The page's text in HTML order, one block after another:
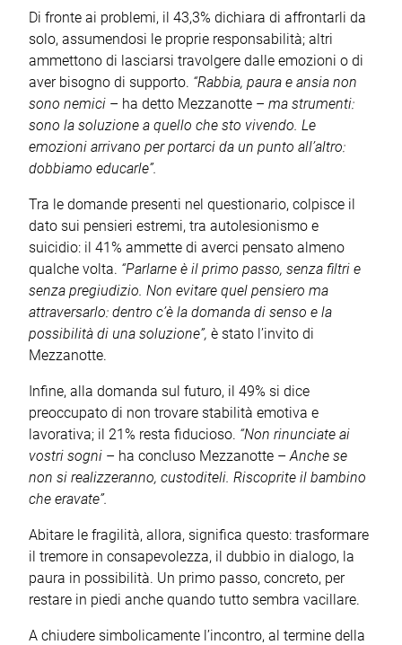
Di fronte ai problemi, il 43,3% dichiara di affrontarli da
solo, assumendosi le proprie responsabilità; altri
ammettono di lasciarsi travolgere dalle emozioni o di
aver bisogno di supporto. “Rabbia, paura e ansia non
sono nemici – ha detto Mezzanotte – ma strumenti:
sono la soluzione a quello che sto vivendo. Le
emozioni arrivano per portarci da un punto all’altro:
dobbiamo educarle”.
Tra le domande presenti nel questionario, colpisce il
dato sui pensieri estremi, tra autolesionismo e
suicidio: il 41% ammette di averci pensato almeno
qualche volta. “Parlarne è il primo passo, senza filtri e
senza pregiudizio. Non evitare quel pensiero ma
attraversarlo: dentro c’è la domanda di senso e la
possibilità di una soluzione”, è stato l’invito di
Mezzanotte.
Infine, alla domanda sul futuro, il 49% si dice
preoccupato di non trovare stabilità emotiva e
lavorativa; il 21% resta fiducioso. “Non rinunciate ai
vostri sogni – ha concluso Mezzanotte –Anche se
non si realizzeranno, custoditeli. Riscoprite il bambino
che eravate”.
Abitare le fragilità, allora, significa questo: trasformare
il tremore in consapevolezza, il dubbio in dialogo, la
paura in possibilità. Un primo passo, concreto, per
restare in piedi anche quando tutto sembra vacillare.
A chiudere simbolicamente l’incontro, al termine della